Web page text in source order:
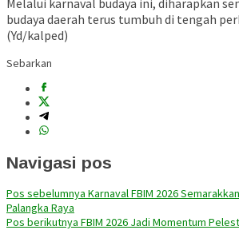
Melalui karnaval budaya ini, diharapkan
budaya daerah terus tumbuh di tengah
(Yd/kalped)
Sebarkan
Navigasi pos
Pos sebelumnya Karnaval FBIM 2026
Palangka Raya
Pos berikutnya FBIM 2026 Jadi Momentum